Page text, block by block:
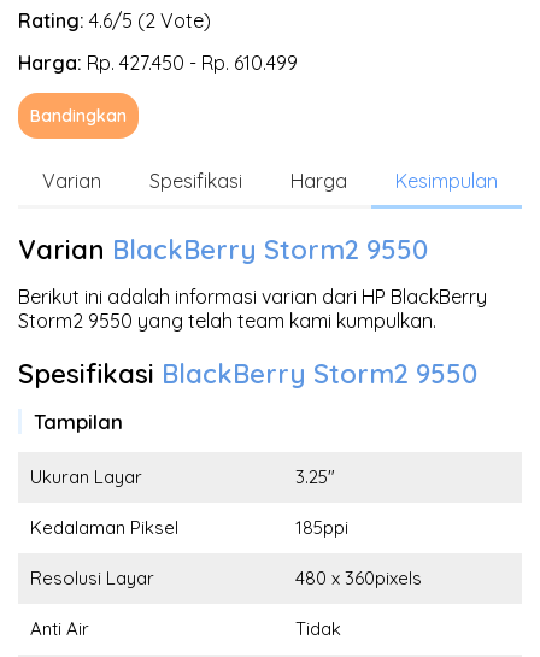
Rating: 4.6/5 (2 Vote)
Harga: Rp. 427.450 - Rp. 610.499
Bandingkan
Varian Spesifikasi Harga Kesimpulan
Varian BlackBerry Storm2 9550
Berikut ini adalah informasi varian dari HP BlackBerry
Storm2 9550 yang telah team kami kumpulkan.
Spesifikasi BlackBerry Storm2 9550
Tampilan
Ukuran Layar 3.25"
Kedalaman Piksel 185ppi
Resolusi Layar 480 x 360pixels
Anti Air Tidak